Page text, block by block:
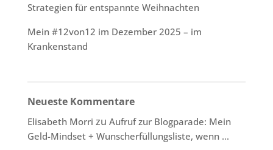
Strategien für entspannte Weihnachten
Mein #12von12 im Dezember 2025 – im
Krankenstand
Neueste Kommentare
Elisabeth Morri zu Aufruf zur Blogparade: Mein
Geld-Mindset + Wunscherfüllungsliste, wenn …